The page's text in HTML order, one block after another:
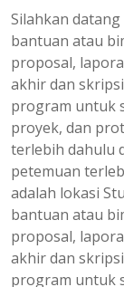
Silahkan
bantuan atau
proposal,
akhir dan
program untuk
proyek, dan
terlebih dahulu
petemuan
adalah lokasi
bantuan atau
proposal,
akhir dan
program untuk